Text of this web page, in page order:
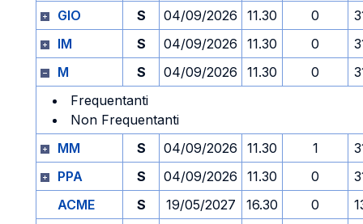
GIO
S 04/09/2026 11.30 0
IM
S 04/09/2026 11.30 0
M
S 04/09/2026 11.30 0
Frequentanti
Non Frequentanti
MM
S 04/09/2026 11.30 1
PPA
S 04/09/2026 11.30 0
ACME
S 19/05/2027 16.30 0